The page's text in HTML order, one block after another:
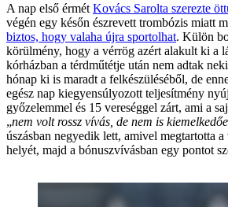
A nap első érmét Kovács Sarolta szerezte
végén egy későn észrevett trombózis miatt
biztos, hogy valaha újra sportolhat. Külön
körülmény, hogy a vérrög azért alakult ki a
kórházban a térdműtétje után nem adtak
hónap ki is maradt a felkészüléséből, de
egész nap kiegyensúlyozott teljesítmény
győzelemmel és 15 vereséggel zárt, ami a
„nem volt rossz vívás, de nem is
úszásban negyedik lett, amivel megtartotta
helyét, majd a bónuszvívásban egy pontot